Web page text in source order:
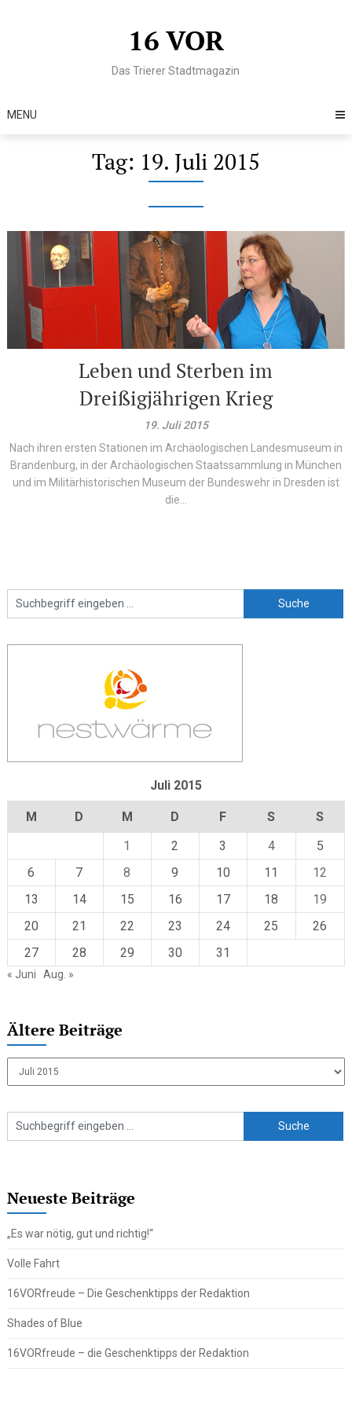
16 VOR
Das Trierer Stadtmagazin
MENU
Tag: 19. Juli 2015
Leben und Sterben im
Dreißigjährigen Krieg
19. Juli 2015
Nach ihren ersten Stationen im Archäologischen Landesmuseum in
Brandenburg, in der Archäologischen Staatssammlung in München
und im Militärhistorischen Museum der Bundeswehr in Dresden ist
die...
Juli 2015
M D M D F S
S
1
2 3 4
5
6
7 8 9 10 11
12
13
14 15 16 17 18
19
20
21 22 23 24 25
26
27
28 29 30 31
« Juni Aug. »
Ältere Beiträge
Ältere
Neueste Beiträge
„Es war nötig, gut und richtig!“
Volle Fahrt
16VORfreude – Die Geschenktipps der Redaktion
Shades of Blue
16VORfreude – die Geschenktipps der Redaktion